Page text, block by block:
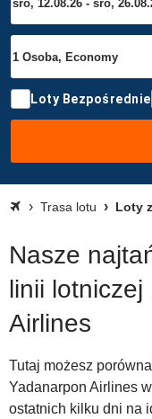
Loty Bezpośrednie
Trasa lotu Loty
Nasze
linii lotniczej
Airlines
Tutaj możesz
Yadanarpon Airlines
ostatnich kilku dni na